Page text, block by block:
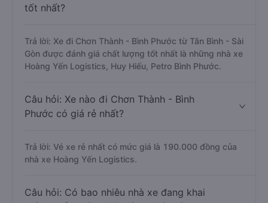
tốt nhất?
Trả lời: Xe đi Chơn Thành - Bình Phước từ Tân Bình - Sài
Gòn được đánh giá chất lượng tốt nhất là những nhà xe
Hoàng Yến Logistics, Huy Hiếu, Petro Bình Phước.
Câu hỏi: Xe nào đi Chơn Thành - Bình
Phước có giá rẻ nhất?
Trả lời: Vé xe rẻ nhất có mức giá là 190.000 đồng của
nhà xe Hoàng Yến Logistics.
Câu hỏi: Có bao nhiêu nhà xe đang khai